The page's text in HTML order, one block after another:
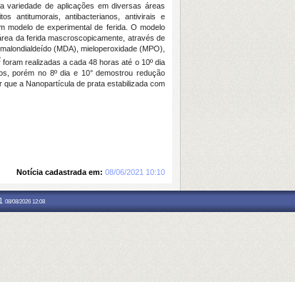
variedade de aplicações em diversas áreas
antitumorais, antibacterianos, antivirais e
modelo de experimental de ferida. O modelo
da ferida mascroscopicamente, através de
(MDA), mieloperoxidade (MPO),
foram realizadas a cada 48 horas até o 10º dia
porém no 8º dia e 10° demostrou redução
a Nanopartícula de prata estabilizada com
Notícia cadastrada em: 08/06/2021 10:10
08/08/2026 12:08